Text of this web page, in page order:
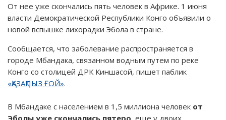
От нее уже скончались пять человек в Африке. 1 июня
власти Демократической Республики Конго объявили о
новой вспышке лихорадки Эбола в стране.
Сообщается, что заболевание распространяется в
городе Мбандака, связанном водным путем по реке
Конго со столицей ДРК Киншасой, пишет паблик
«ҚАЗАҚПЫЗ ҒОЙ».
В Мбандаке с населением в 1,5 миллиона человек от
Эболы уже скончались пятеро, еще у двоих